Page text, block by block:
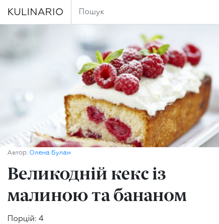
KULINARIO
Автор: Олена Булан
Великодній кекс із
малиною та бананом
Порцій: 4